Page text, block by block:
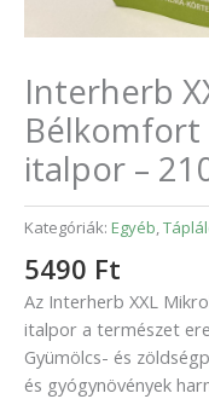
Interherb
italpor –
Kategóriák: Egyéb,
5490 Ft
Az Interherb XXL
italpor a természet
Gyümölcs- és
és gyógynövények